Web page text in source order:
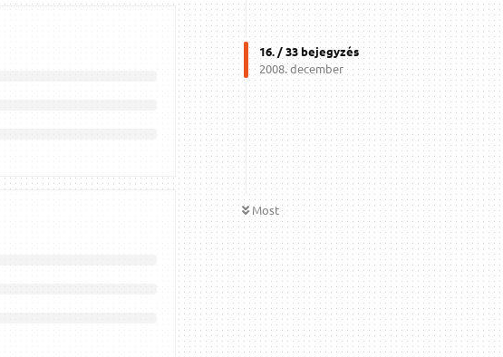
16. /33bejegyzés
2008. december
Most